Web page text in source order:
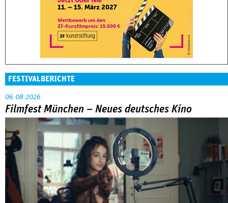
FESTIVALBERICHTE
06.08.2026
Filmfest München – Neues deutsches Kino